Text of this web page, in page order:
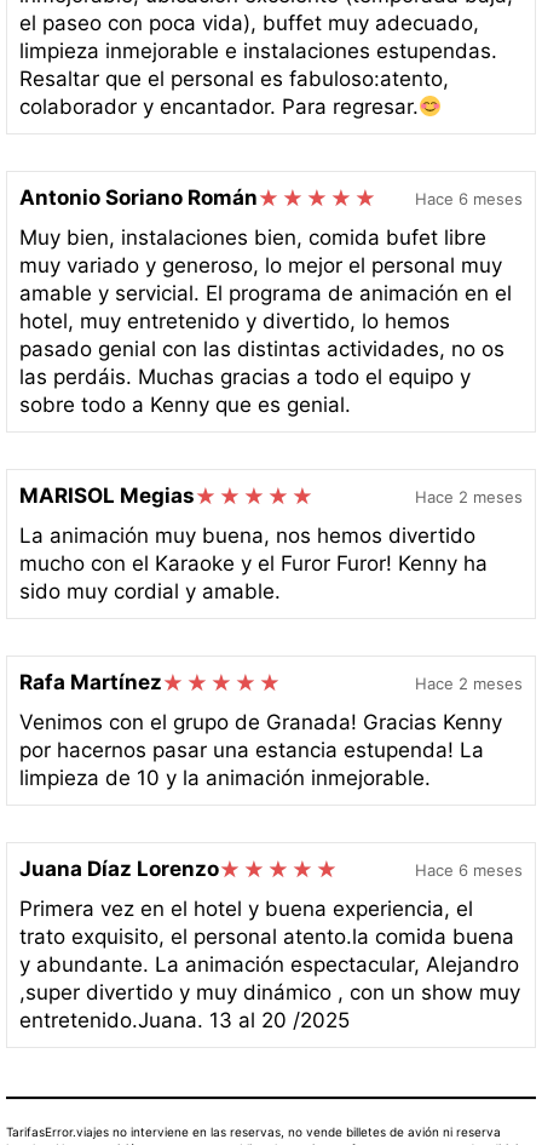
el paseo con poca vida), buffet muy adecuado,
limpieza inmejorable e instalaciones estupendas.
Resaltar que el personal es fabuloso:atento,
colaborador y encantador. Para regresar.
Antonio Soriano Román Hace 6 meses
Muy bien, instalaciones bien, comida bufet libre
muy variado y generoso, lo mejor el personal muy
amable y servicial. El programa de animación en el
hotel, muy entretenido y divertido, lo hemos
pasado genial con las distintas actividades, no os
las perdáis. Muchas gracias a todo el equipo y
sobre todo a Kenny que es genial.
MARISOL Megias Hace 2 meses
La animación muy buena, nos hemos divertido
mucho con el Karaoke y el Furor Furor! Kenny ha
sido muy cordial y amable.
Rafa Martínez Hace 2 meses
Venimos con el grupo de Granada! Gracias Kenny
por hacernos pasar una estancia estupenda! La
limpieza de 10 y la animación inmejorable.
Juana Díaz Lorenzo Hace 6 meses
Primera vez en el hotel y buena experiencia, el
trato exquisito, el personal atento.la comida buena
y abundante. La animación espectacular, Alejandro
,super divertido y muy dinámico , con un show muy
entretenido.Juana. 13 al 20 /2025
TarifasError.viajes no interviene en las reservas, no vende billetes de avión ni reserva